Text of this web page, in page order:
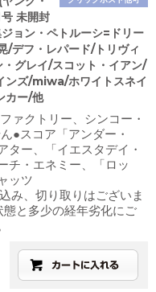
未開封
ョン・ペトルーシ=ドリー
/デフ・レパード/トリヴィ
グレイ/スコット・イアン/
ンズ/miwa/ホワイトスネイ
カー/他
ァクトリー、シンコー・
●スコア「アンダー・
ター、「イエスタデイ・
チ・エネミー、「ロッ
ッツ
み、切り取りはございま
と多少の経年劣化にご